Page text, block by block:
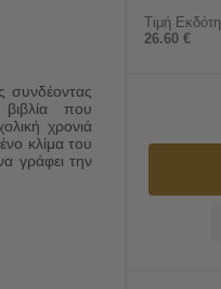
συνδέοντας
που
χρονιά
κλίμα του
γράφει την
Τιμή Εκδότη
26.60 €